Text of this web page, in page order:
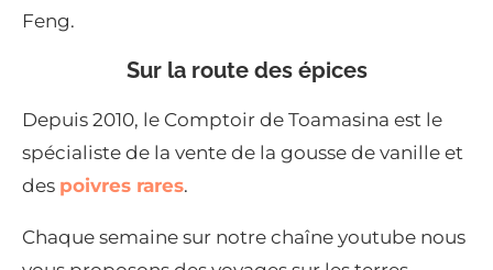
Feng.
Sur la route des épices
Depuis 2010, le Comptoir de Toamasina est le
spécialiste de la vente de la gousse de vanille et
des poivres rares.
Chaque semaine sur notre chaîne youtube nous